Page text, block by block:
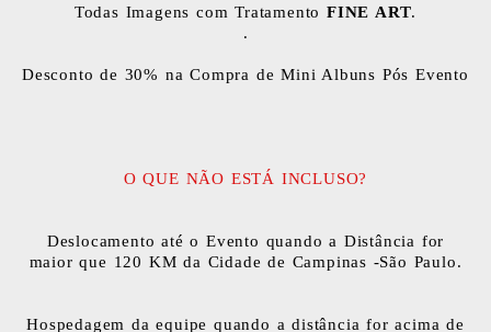
Todas Imagens com Tratamento FINE ART.
.
Desconto de 30% na Compra de Mini Albuns Pós Evento
O QUE NÃO ESTÁ INCLUSO?
Deslocamento até o Evento quando a Distância for
maior que 120 KM da Cidade de Campinas -São Paulo.
Hospedagem da equipe quando a distância for acima de